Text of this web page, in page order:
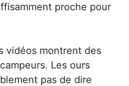
proche pour
vidéos montrent des
Les ours
pas de dire